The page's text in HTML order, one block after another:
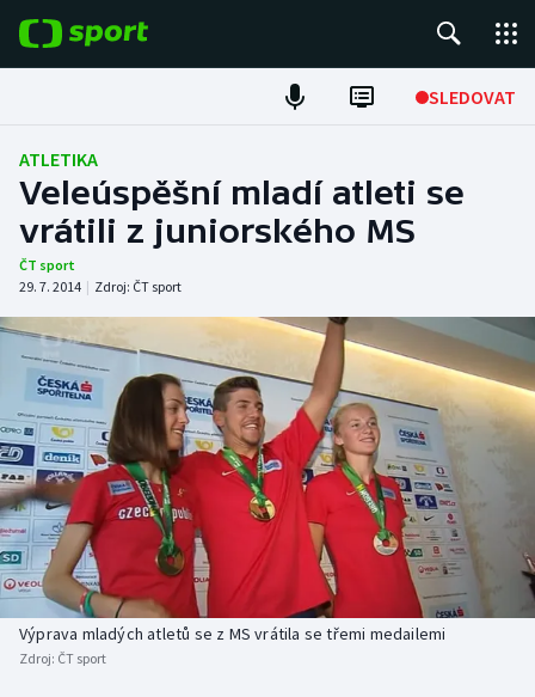
SLEDOVAT
Fotbal
Hokej
Tenis
Atletika
Cyklistika
DALŠÍ SPORTY
Americký fotbal
Baseball a softbal
Basketbal
Biatlon
NEPŘEHLÉDNĚTE
Soutěže
Historické návraty
Aplikace ČT sport
ATLETIKA
Veleúspěšní mladí atleti se
vrátili z juniorského MS
ČT sport
29. 7. 2014 | Zdroj: ČT sport
Výprava mladých atletů se z MS vrátila se třemi medailemi
Zdroj: ČT sport